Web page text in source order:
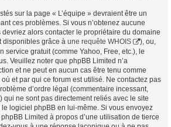
sur la page « L’équipe » devraient être un
ces problèmes. Si vous n’obtenez aucune
alors contacter le propriétaire du domaine
disponibles grâce à une requête WHOIS
), ou,
service gratuit (comme Yahoo, Free, etc.), le
Veuillez noter que phpBB Limited n’a
et ne peut en aucun cas être tenu comme
et par qui ce forum est utilisé. Ne contactez pas
d’ordre légal (commentaire incessant,
qui ne sont pas directement reliés avec le site
logiciel phpBB en lui-même. Si vous envoyez
Limited à propos d’une utilisation de tierce